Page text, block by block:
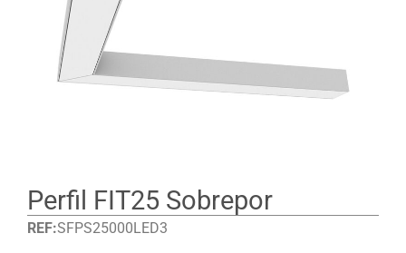
Perfil FIT25 Sobrepor
REF:SFPS25000LED3